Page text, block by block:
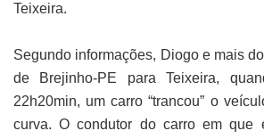
Teixeira.
Segundo informações, Diogo e mais
de Brejinho-PE para Teixeira,
22h20min, um carro “trancou” o
curva. O condutor do carro em que